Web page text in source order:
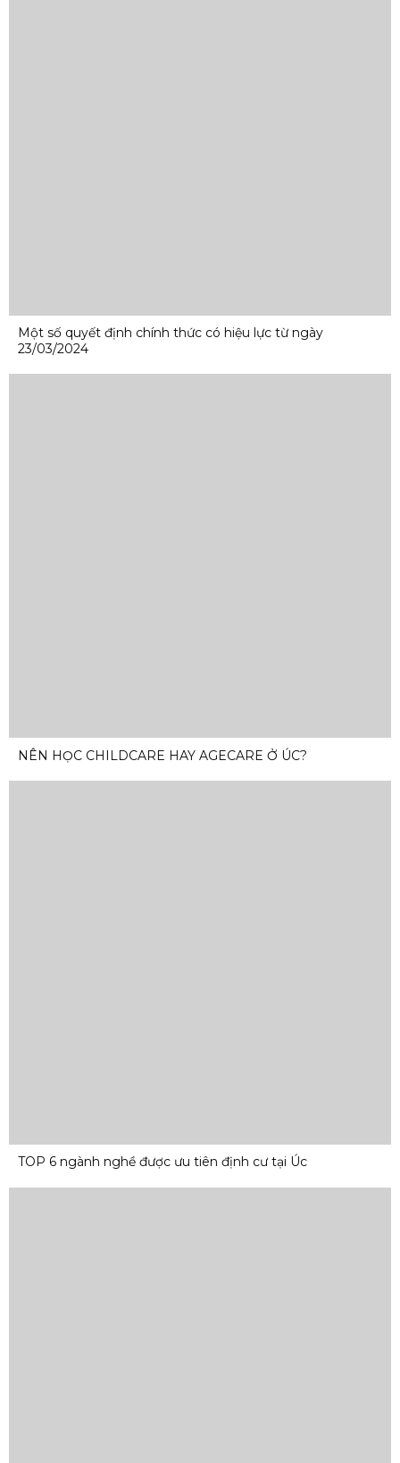
Một số quyết định chính thức có hiệu lực từ ngày
23/03/2024
NÊN HỌC CHILDCARE HAY AGECARE Ở ÚC?
TOP 6 ngành nghề được ưu tiên định cư tại Úc